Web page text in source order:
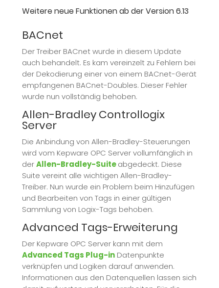
Weitere neue Funktionen ab der Version 6.13
BACnet
Der Treiber BACnet wurde in diesem Update
auch behandelt. Es kam vereinzelt zu Fehlern bei
der Dekodierung einer von einem BACnet-Gerät
empfangenen BACnet-Doubles. Dieser Fehler
wurde nun vollständig behoben.
Allen-Bradley Controllogix
Server
Die Anbindung von Allen-Bradley-Steuerungen
wird vom Kepware OPC Server vollumfänglich in
derAllen-Bradley-Suite abgedeckt. Diese
Suite vereint alle wichtigen Allen-Bradley-
Treiber. Nun wurde ein Problem beim Hinzufügen
und Bearbeiten von Tags in einer gültigen
Sammlung von Logix-Tags behoben.
Advanced Tags-Erweiterung
Der Kepware OPC Server kann mit dem
Advanced Tags Plug-inDatenpunkte
verknüpfen und Logiken darauf anwenden.
Informationen aus den Datenquellen lassen sich